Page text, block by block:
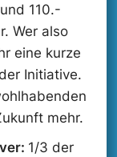
110.-
Wer also
eine kurze
Initiative.
mehr.
1/3 der